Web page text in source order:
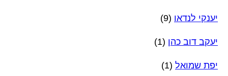
יענקי לנדאו (9)
יעקב דוב כהן (1)
יפת שמואל (1)